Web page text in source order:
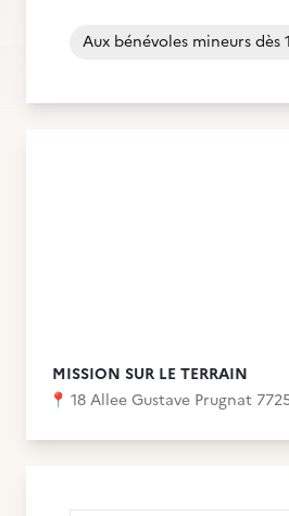
Aux bénévoles mineurs dès
MISSION SUR LE TERRAIN
📍 18 Allee Gustave Prugnat